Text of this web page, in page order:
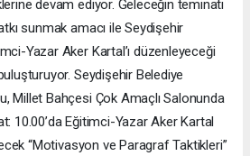
devam ediyor. Geleceğin teminatı
sunmak amacı ile Seydişehir
Yazar Aker Kartal’ı düzenleyeceği
Seydişehir Belediye
Millet Bahçesi Çok Amaçlı Salonunda
10.00’da Eğitimci-Yazar Aker Kartal
“Motivasyon ve Paragraf Taktikleri”